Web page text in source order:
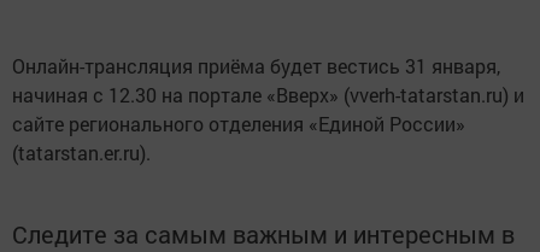
Онлайн-трансляция приёма будет вестись 31 января,
начиная с 12.30 на портале «Вверх» (vverh-tatarstan.ru) и
сайте регионального отделения «Единой России»
(tatarstan.er.ru).
Следите за самым важным и интересным в